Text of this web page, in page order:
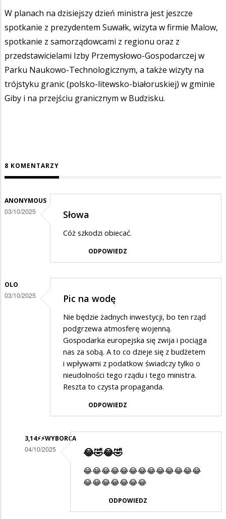
W planach na dzisiejszy dzień ministra jest jeszcze
spotkanie z prezydentem Suwałk, wizyta w firmie Malow,
spotkanie z samorządowcami z regionu oraz z
przedstawicielami Izby Przemysłowo-Gospodarczej w
Parku Naukowo-Technologicznym, a także wizyty na
trójstyku granic (polsko-litewsko-białoruskiej) w gminie
Giby i na przejściu granicznym w Budzisku.
8 KOMENTARZY
ANONYMOUS
03/10/2025 Słowa
Cóż szkodzi obiecać.
ODPOWIEDZ
OLO
03/10/2025 Pic na wodę
Nie będzie żadnych inwestycji, bo ten rząd
podgrzewa atmosferę wojenną.
Gospodarka europejska się zwija i pociąga
nas za sobą. A to co dzieje się z budżetem
i wpływami z podatkow świadczy tylko o
nieudolności tego rządu i tego ministra.
Reszta to czysta propaganda.
ODPOWIEDZ
3,14⚡️⚡️WYBORCA
04/10/2025 😂🤣😂🤣
😂😂😂😂😂😂😂😂😂😂😂😂😂
😂😂😂😂😂😂😂
ODPOWIEDZ